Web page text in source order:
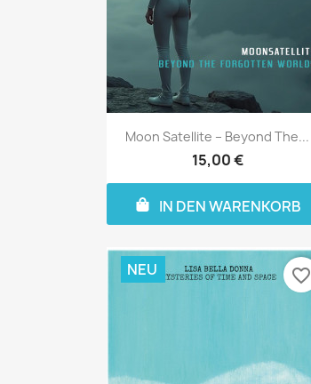
Moon Satellite – Beyond The...
15,00 €
IN DEN WARENKORB
NEU favorite_border